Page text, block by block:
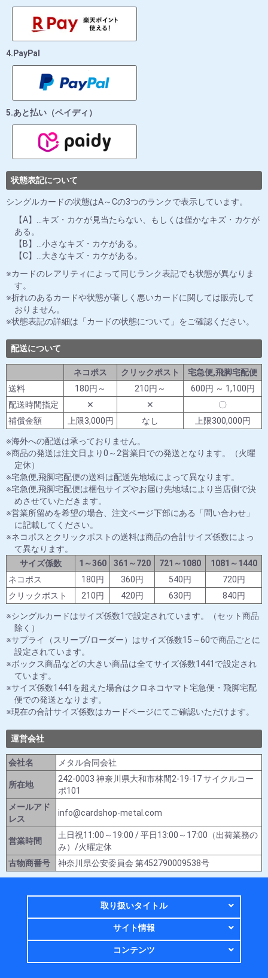
4.PayPal
5.あと払い（ペイディ）
状態表記について
シングルカードの状態はA～Cの3つのランクで表示しています。
【A】…キズ・カケが見当たらない、もしくは僅かなキズ・カケが
ある。
【B】…小さなキズ・カケがある。
【C】…大きなキズ・カケがある。
カードのレアリティによって同じランク表記でも状態が異なりま
す。
折れのあるカードや状態が著しく悪いカードに関しては販売して
おりません。
状態表記の詳細は「カードの状態について」をご確認ください。
配送について
ネコポス クリックポスト
宅急便,飛脚宅配便
送料
180円～ 210円～
600円 ～ 1,100円
配送時間指定
✕ ✕
〇
補償金額
上限3,000円 なし 上限300,000円
海外への配送は承っておりません。
商品の発送は注文日より0～2営業日での発送となります。（火曜
定休）
宅急便,飛脚宅配便の送料は配送先地域によって異なります。
宅急便,飛脚宅配便は梱包サイズやお届け先地域により当店側で決
めさせていただきます。
営業所留めを希望の場合、注文ページ下部にある「問い合わせ」
に記載してください。
ネコポスとクリックポストの送料は商品の合計サイズ係数によっ
て異なります。
サイズ係数
1～360 361～720 721～1080
1081～1440
ネコポス
180円 360円 540円
720円
クリックポスト
210円 420円 630円 840円
シングルカードはサイズ係数1で設定されています。（セット商品
除く）
サプライ（スリーブ/ローダー）はサイズ係数15～60で商品ごとに
設定されています。
ボックス商品などの大きい商品は全てサイズ係数1441で設定され
ています。
サイズ係数1441を超えた場合はクロネコヤマト宅急便・飛脚宅配
便での発送となります。
現在の合計サイズ係数はカードページにてご確認いただけます。
運営会社
会社名 メタル合同会社
所在地
242-0003 神奈川県大和市林間2-19-17 サイクルコー
ポ101
メールアド
レス
info@cardshop-metal.com
営業時間
土日祝11:00～19:00 / 平日13:00～17:00（出荷業務の
み）/火曜定休
古物商番号
神奈川県公安委員会 第452790009538号
取り扱いタイトル
サイト情報
コンテンツ